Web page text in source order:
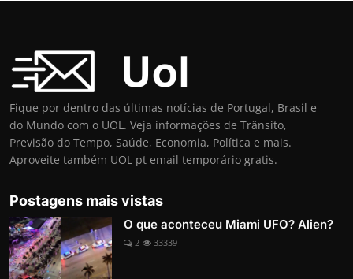
Fique por dentro das últimas notícias de Portugal, Brasil e
do Mundo com o UOL. Veja informações de Trânsito,
Previsão do Tempo, Saúde, Economia, Política e mais.
Aproveite também UOL pt email temporário gratis.
Postagens mais vistas
O que aconteceu Miami UFO? Alien?
2 33339